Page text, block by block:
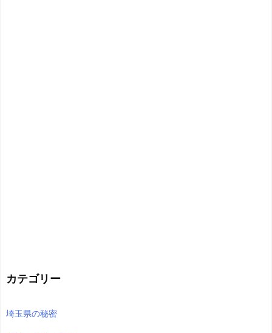
カテゴリー
埼玉県の秘密